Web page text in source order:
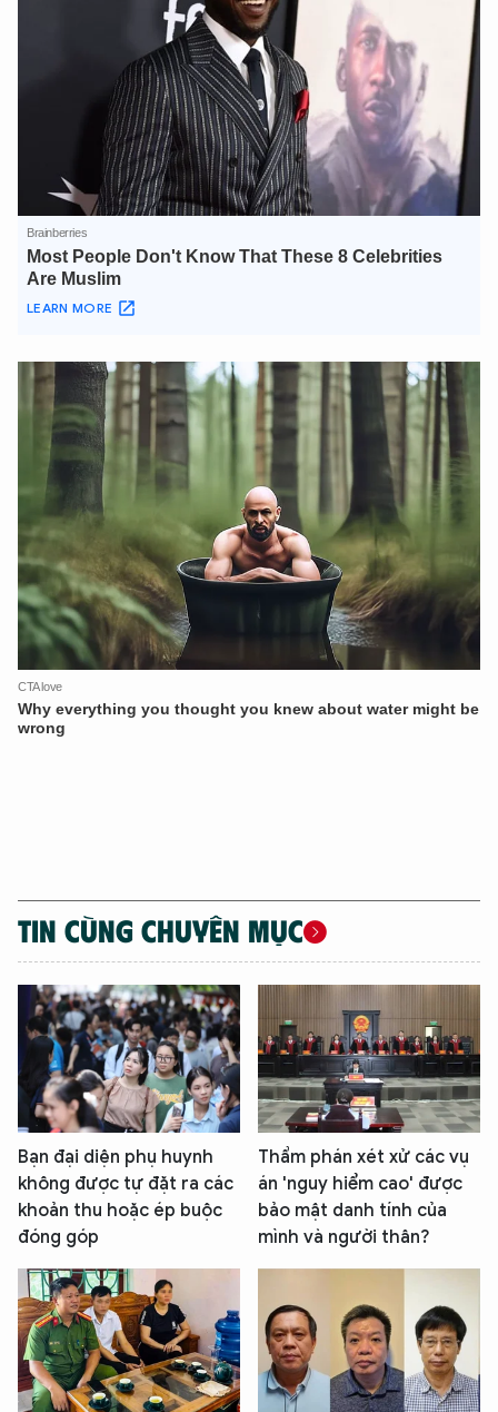
TIN CÙNG CHUYÊN MỤC
Bạn đại diện phụ huynh
không được tự đặt ra các
khoản thu hoặc ép buộc
đóng góp
Thẩm phán xét xử các vụ
án 'nguy hiểm cao' được
bảo mật danh tính của
mình và người thân?
XIN CHÀO,
TÔI LÀ CHATBOT CỦA
An Ninh Thủ Đô nhé. Tôi sẵn sàng hỗ trợ!